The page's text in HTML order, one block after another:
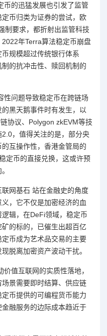
币的迅猛发展也引发了监管
币归类为证券的尝试，欧
制要求，都折射出监管科技
2022年Terra算法稳定币崩盘
规模超过传统银行体系
的抗冲击性、赎回机制的
性问题导致稳定币在跨链场
黑天鹅事件时有发生，以
协议、Polygon zkEVM等技
，值得关注的是，部分央
互操作性，香港金管局的
定币的直接兑换，这或许预
网基石 站在金融史的角度
，它不仅是加密经济的血
辑，在DeFi领域，稳定币
的标的，已催生出超百亿
币成为艺术品交易的主要
脱离加密资产波动干扰。
值互联网的实质性落地，
景需要即时结算、供应链
币提供的可编程货币能力
融服务的边际成本趋近于